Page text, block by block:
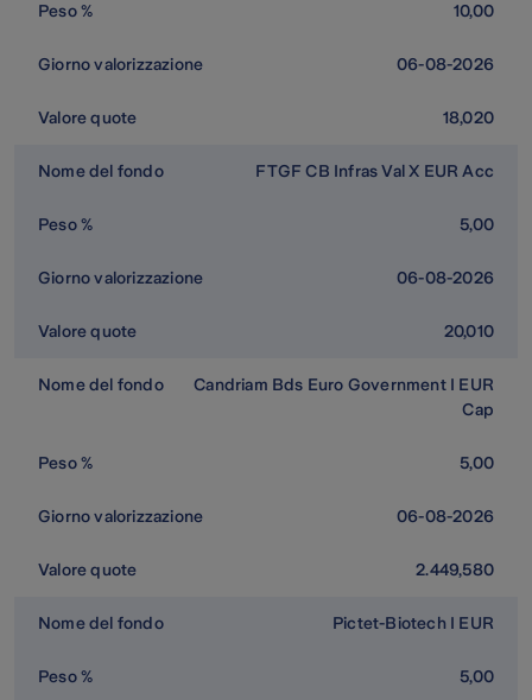
10,00
06-08-2026
18,020
FTGF CB Infras Val X EUR Acc
5,00
06-08-2026
20,010
Candriam Bds Euro Government I EUR
Cap
5,00
06-08-2026
2.449,580
Pictet-Biotech I EUR
5,00